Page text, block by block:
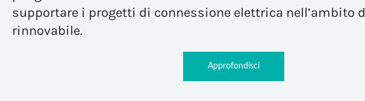
supportare i progetti di connessione elettrica nell’ambito
rinnovabile.
Approfondisci